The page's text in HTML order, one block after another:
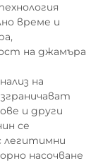
време и
на джамъра
на
и други
се
легитимни
насочване